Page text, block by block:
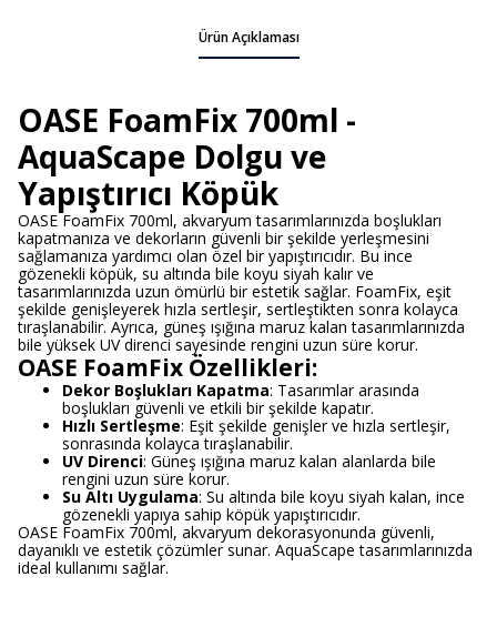
Ürün Açıklaması
OASE FoamFix 700ml -
AquaScape Dolgu ve
Yapıştırıcı Köpük
OASE FoamFix 700ml, akvaryum tasarımlarınızda boşlukları
kapatmanıza ve dekorların güvenli bir şekilde yerleşmesini
sağlamanıza yardımcı olan özel bir yapıştırıcıdır. Bu ince
gözenekli köpük, su altında bile koyu siyah kalır ve
tasarımlarınızda uzun ömürlü bir estetik sağlar. FoamFix, eşit
şekilde genişleyerek hızla sertleşir, sertleştikten sonra kolayca
tıraşlanabilir. Ayrıca, güneş ışığına maruz kalan tasarımlarınızda
bile yüksek UV direnci sayesinde rengini uzun süre korur.
OASE FoamFix Özellikleri:
Dekor Boşlukları Kapatma: Tasarımlar arasında
boşlukları güvenli ve etkili bir şekilde kapatır.
Hızlı Sertleşme: Eşit şekilde genişler ve hızla sertleşir,
sonrasında kolayca tıraşlanabilir.
UV Direnci: Güneş ışığına maruz kalan alanlarda bile
rengini uzun süre korur.
Su Altı Uygulama: Su altında bile koyu siyah kalan, ince
gözenekli yapıya sahip köpük yapıştırıcıdır.
OASE FoamFix 700ml, akvaryum dekorasyonunda güvenli,
dayanıklı ve estetik çözümler sunar. AquaScape tasarımlarınızda
ideal kullanımı sağlar.